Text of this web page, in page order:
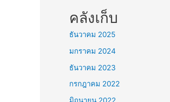
คลังเก็บ
ธันวาคม 2025
มกราคม 2024
ธันวาคม 2023
กรกฎาคม 2022